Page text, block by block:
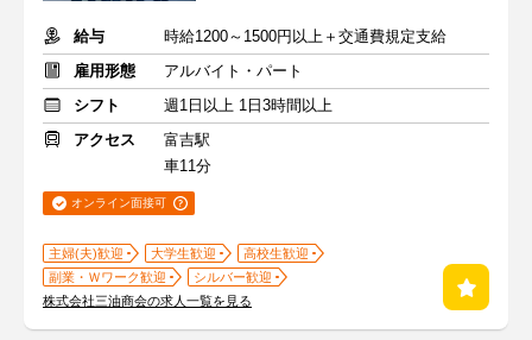
給与
時給1200～1500円以上＋交通費規定支給
雇用形態
アルバイト・パート
シフト
週1日以上 1日3時間以上
アクセス
富吉駅
車11分
オンライン面接可
主婦(夫)歓迎 大学生歓迎
高校生歓迎
副業・Ｗワーク歓迎
シルバー歓迎
株式会社三油商会の求人一覧を見る